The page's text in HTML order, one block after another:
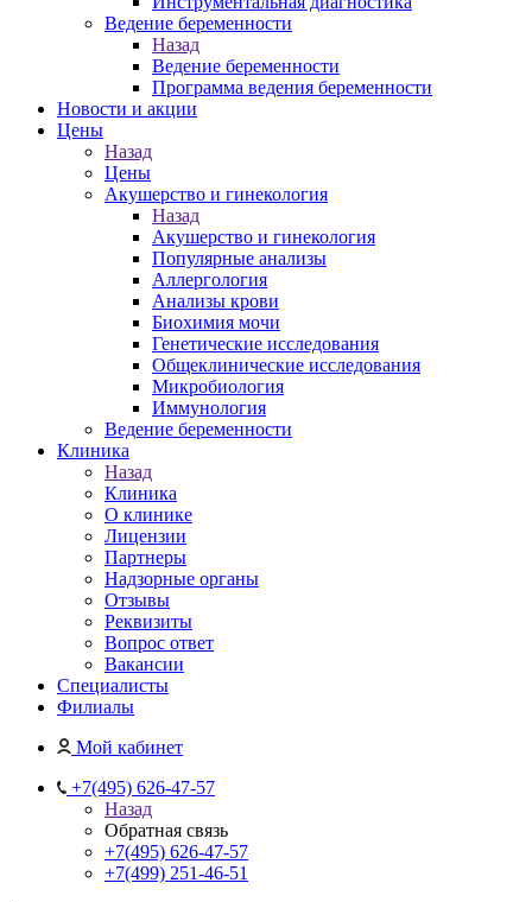
Ведение беременности
Назад
Ведение беременности
Программа ведения беременности
Новости и акции
Цены
Назад
Цены
Акушерство и гинекология
Назад
Акушерство и гинекология
Популярные анализы
Аллергология
Анализы крови
Биохимия мочи
Генетические исследования
Общеклинические исследования
Микробиология
Иммунология
Ведение беременности
Клиника
Назад
Клиника
О клинике
Лицензии
Партнеры
Надзорные органы
Отзывы
Реквизиты
Вопрос ответ
Вакансии
Специалисты
Филиалы
Мой кабинет
+7(495) 626-47-57
Назад
Обратная связь
+7(495) 626-47-57
+7(499) 251-46-51